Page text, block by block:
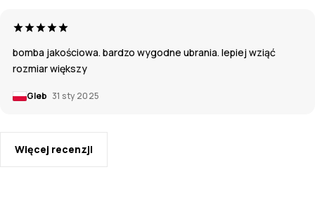
bomba jakościowa. bardzo wygodne ubrania. lepiej wziąć
rozmiar większy
Gleb 31 sty 2025
Więcej recenzji